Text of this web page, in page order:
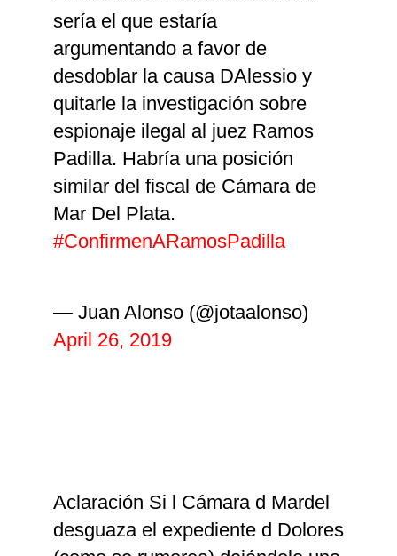
sería el que estaría
argumentando a favor de
desdoblar la causa DAlessio y
quitarle la investigación sobre
espionaje ilegal al juez Ramos
Padilla. Habría una posición
similar del fiscal de Cámara de
Mar Del Plata.
#ConfirmenARamosPadilla
— Juan Alonso (@jotaalonso)
April 26, 2019
Aclaración Si l Cámara d Mardel
desguaza el expediente d Dolores